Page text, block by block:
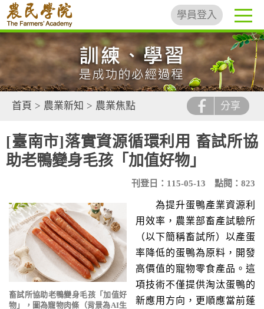
學員登入
首頁 > 農業新知 > 農業焦點 分享
[臺南市]落實資源循環利用 畜試所協
助老鴨變身毛孩「加值好物」
刊登日：115-05-13 點閱：823
畜試所協助老鴨變身毛孩「加值好
物」，圖為寵物肉條（背景為AI生
為提升蛋鴨產業資源利
用效率，農業部畜產試驗所
（以下簡稱畜試所）以產蛋
率降低的蛋鴨為原料，開發
高價值的寵物零食產品。這
項技術不僅提供淘汰蛋鴨的
新應用方向，更順應當前蓬